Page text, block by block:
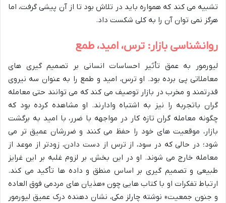
تشبیه می کند که همواره باید در تلاش بود تا از آن پیشی گرفت، اما
هرگز نمی توان آن را به کلی شکست داد.
روانشناسی بازار: ترس، امید، طمع
لیورمور به عمق تأثیر احساسات انسانی بر تصمیم گیری های
معاملاتی پی برده بود. او ترس، امید و طمع را به عنوان سه نیروی
قدرتمند و مخرب در بازار توصیف می کند که می توانند حتی معامله
گران باتجربه را نیز به اشتباه وادارند. او مشاهده کرده بود که
چگونه معامله گران تازه کار در مواجهه با ضرر، با امید به برگشت
بازار، موقعیت های خود را حفظ می کنند و ضررشان عمیق تر می
شود؛ در حالی که در سود، از ترس از دست دادن، زودتر از موعد از
معامله خارج می شوند. او در این بخش، بر لزوم غلبه بر این غرایز
طبیعی و تصمیم گیری بر اساس منطق و داده ها تأکید می کند.
ارتباط تفکرات او با کتاب هایی چون «هذیان های مردمی فوق العاده
و جنون جمعیت» نوشته چارلز مکی، نشان دهنده درک عمیق لیورمور